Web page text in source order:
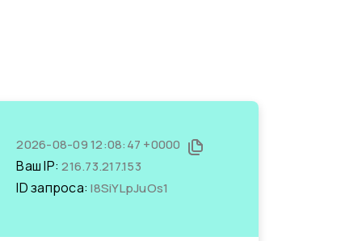
2026-08-09 12:08:47 +0000
Ваш IP:216.73.217.153
ID запроса:l8SiYLpJuOs1